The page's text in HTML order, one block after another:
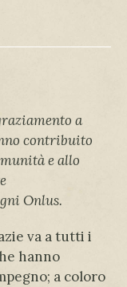
a
contribuito
e allo
Onlus.
va a tutti i
hanno
a coloro